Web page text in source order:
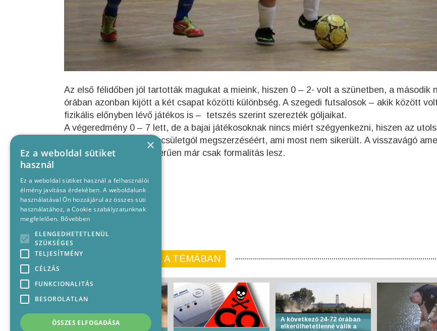
Az első félidőben jól tartották magukat a mieink, hiszen 0 – 2- volt a szünetben, a második
órában azonban kijött a két csapat közötti különbség. A szegedi futsalosok – akik között
fizikális előnyben lévő játékos is – tetszés szerint szerezték góljaikat.
A végeredmény 0 – 7 lett, de a bajai játékosoknak nincs miért szégyenkezni, hiszen az
küzdöttek legalább a becsületgól megszerzéséért, ami most nem sikerült. A visszavágó
megrendezik értelemszerűen már csak formalitás lesz.
KORÁBBI CIKKEINK A TÉMÁBAN
A következő 24-72 órában
elkerülhetetlenné válik a
×
Ez a weboldal sütiket
használ
Ez a weboldal sütiket használ a felhasználói
élmény javítása érdekében. A weboldalunk
használatával Ön hozzájárul az összes süti
használatához, a Cookie szabályzatunknak
megfelelően. Bővebben
ELENGEDHETETLENÜL
SZÜKSÉGES
TELJESÍTMÉNY
CÉLZÁS
FUNKCIONALITÁS
BESOROLATLAN
ÖSSZES ELFOGADÁSA